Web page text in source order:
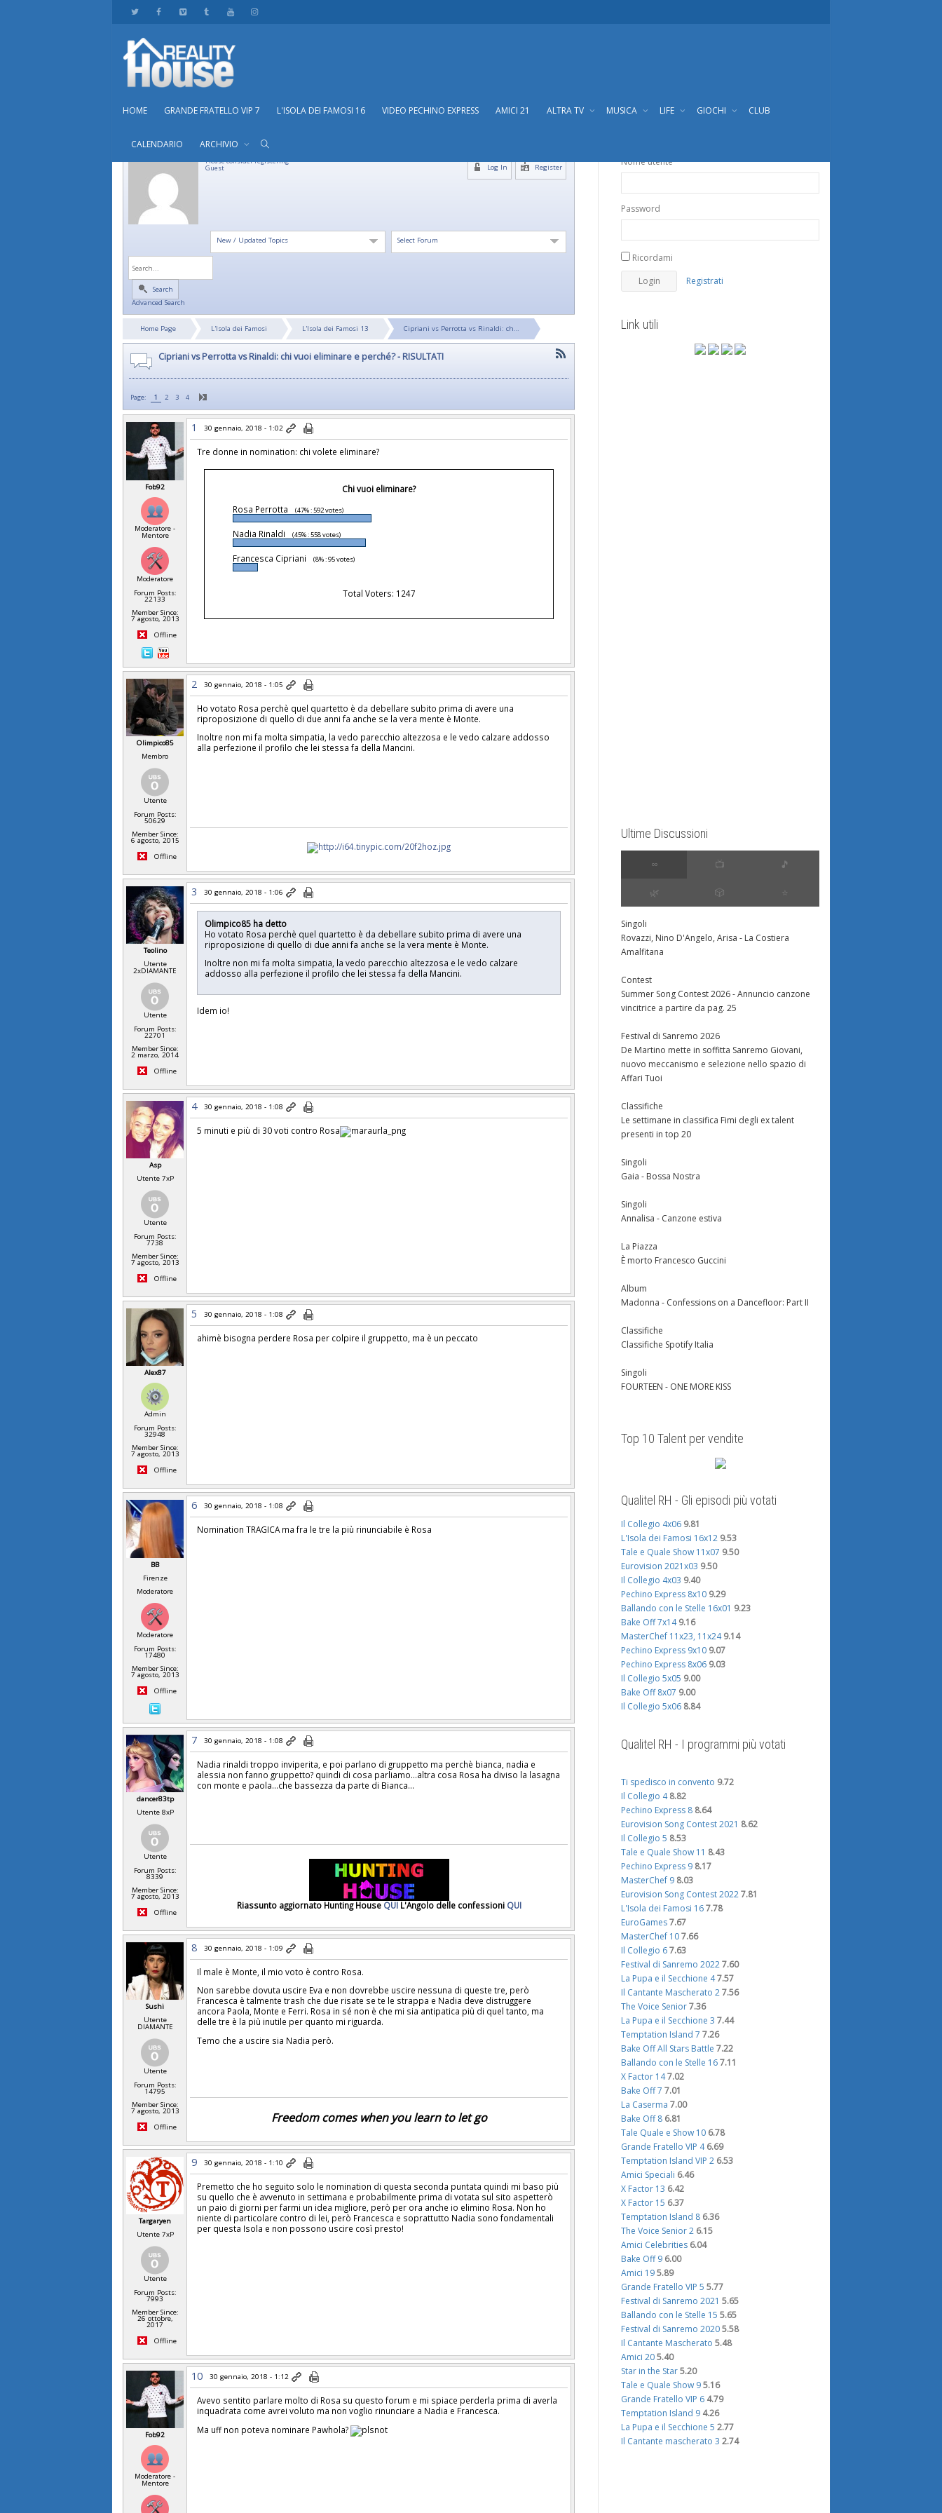
HOME GRANDE FRATELLO VIP 7 L'ISOLA DEI FAMOSI 16 VIDEO PECHINO EXPRESS AMICI 21 ALTRA TV MUSICA LIFE GIOCHI CLUB
CALENDARIO ARCHIVIO
Please consider registering
Guest Register
Log In
Select Forum
New / Updated Topics
Search
Advanced Search
Home Page L'Isola dei Famosi L'Isola dei Famosi 13 Cipriani vs Perrotta vs Rinaldi: ch…
Cipriani vs Perrotta vs Rinaldi: chi vuoi eliminare e perché? - RISULTATI
Page: 1 2 3 4
Fob92
Moderatore -
Mentore
Moderatore
Forum Posts:
22133
Member Since:
7 agosto, 2013
Offline
1 30 gennaio, 2018 - 1:02
Tre donne in nomination: chi volete eliminare?
Chi vuoi eliminare?
Rosa Perrotta
(47% : 592 votes)
Nadia Rinaldi (45% : 558 votes)
Francesca Cipriani (8% : 95 votes)
Total Voters: 1247
Olimpico85
Membro
Utente
Forum Posts:
50629
Member Since:
6 agosto, 2015
Offline
2 30 gennaio, 2018 - 1:05
Ho votato Rosa perchè quel quartetto è da debellare subito prima di avere una
riproposizione di quello di due anni fa anche se la vera mente è Monte.
Inoltre non mi fa molta simpatia, la vedo parecchio altezzosa e le vedo calzare addosso
alla perfezione il profilo che lei stessa fa della Mancini.
Teolino
Utente
2xDIAMANTE
Utente
Forum Posts:
22701
Member Since:
2 marzo, 2014
Offline
3 30 gennaio, 2018 - 1:06
Olimpico85 ha detto
Ho votato Rosa perchè quel quartetto è da debellare subito prima di avere una
riproposizione di quello di due anni fa anche se la vera mente è Monte.
Inoltre non mi fa molta simpatia, la vedo parecchio altezzosa e le vedo calzare
addosso alla perfezione il profilo che lei stessa fa della Mancini.
Idem io!
Asp
Utente 7xP
Utente
Forum Posts:
7738
Member Since:
7 agosto, 2013
Offline
4 30 gennaio, 2018 - 1:08
5 minuti e più di 30 voti contro Rosa
Alex87
Admin
Forum Posts:
32948
Member Since:
7 agosto, 2013
Offline
5 30 gennaio, 2018 - 1:08
ahimè bisogna perdere Rosa per colpire il gruppetto, ma è un peccato
BB
Firenze
Moderatore
Moderatore
Forum Posts:
17480
Member Since:
7 agosto, 2013
Offline
6 30 gennaio, 2018 - 1:08
Nomination TRAGICA ma fra le tre la più rinunciabile è Rosa
dancer83tp
Utente 8xP
Utente
Forum Posts:
8339
Member Since:
7 agosto, 2013
Offline
7 30 gennaio, 2018 - 1:08
Nadia rinaldi troppo inviperita, e poi parlano di gruppetto ma perchè bianca, nadia e
alessia non fanno gruppetto? quindi di cosa parliamo...altra cosa Rosa ha diviso la lasagna
con monte e paola...che bassezza da parte di Bianca...
Riassunto aggiornato Hunting House QUIL'Angolo delle confessioni QUI
Sushi
Utente
DIAMANTE
Utente
Forum Posts:
14795
Member Since:
7 agosto, 2013
Offline
8 30 gennaio, 2018 - 1:09
Il male è Monte, il mio voto è contro Rosa.
Non sarebbe dovuta uscire Eva e non dovrebbe uscire nessuna di queste tre, però
Francesca è talmente trash che due risate se te le strappa e Nadia deve distruggere
ancora Paola, Monte e Ferri. Rosa in sé non è che mi sia antipatica più di quel tanto, ma
delle tre è la più inutile per quanto mi riguarda.
Temo che a uscire sia Nadia però.
Freedom comes when you learn to let go
Targaryen
Utente 7xP
Utente
Forum Posts:
7993
Member Since:
26 ottobre,
2017
Offline
9 30 gennaio, 2018 - 1:10
Premetto che ho seguito solo le nomination di questa seconda puntata quindi mi baso più
su quello che è avvenuto in settimana e probabilmente prima di votata sul sito aspetterò
un paio di giorni per farmi un idea migliore, però per ora anche io elimino Rosa. Non ho
niente di particolare contro di lei, però Francesca e soprattutto Nadia sono fondamentali
per questa Isola e non possono uscire così presto!
Fob92
Moderatore -
Mentore
10 30 gennaio, 2018 - 1:12
Avevo sentito parlare molto di Rosa su questo forum e mi spiace perderla prima di averla
inquadrata come avrei voluto ma non voglio rinunciare a Nadia e Francesca.
Ma uff non poteva nominare Pawhola?
Nome utente
Password
Ricordami
Registrati
Link utili
Ultime Discussioni
∞ 📺 🎵
🌿 🎲 ⭐️
Singoli
Rovazzi, Nino D'Angelo, Arisa - La Costiera
Amalfitana
Contest
Summer Song Contest 2026 - Annuncio canzone
vincitrice a partire da pag. 25
Festival di Sanremo 2026
De Martino mette in soffitta Sanremo Giovani,
nuovo meccanismo e selezione nello spazio di
Affari Tuoi
Classifiche
Le settimane in classifica Fimi degli ex talent
presenti in top 20
Singoli
Gaia - Bossa Nostra
Singoli
Annalisa - Canzone estiva
La Piazza
È morto Francesco Guccini
Album
Madonna - Confessions on a Dancefloor: Part II
Classifiche
Classifiche Spotify Italia
Singoli
FOURTEEN - ONE MORE KISS
Top 10 Talent per vendite
Qualitel RH - Gli episodi più votati
Il Collegio 4x06 9.81
L'Isola dei Famosi 16x12 9.53
Tale e Quale Show 11x07 9.50
Eurovision 2021x03 9.50
Il Collegio 4x03 9.40
Pechino Express 8x10 9.29
Ballando con le Stelle 16x01 9.23
Bake Off 7x14 9.16
MasterChef 11x23, 11x24 9.14
Pechino Express 9x10 9.07
Pechino Express 8x06 9.03
Il Collegio 5x05 9.00
Bake Off 8x07 9.00
Il Collegio 5x06 8.84
Qualitel RH - I programmi più votati
Ti spedisco in convento 9.72
Il Collegio 4 8.82
Pechino Express 8 8.64
Eurovision Song Contest 2021 8.62
Il Collegio 5 8.53
Tale e Quale Show 11 8.43
Pechino Express 9 8.17
MasterChef 9 8.03
Eurovision Song Contest 2022 7.81
L'Isola dei Famosi 16 7.78
EuroGames 7.67
MasterChef 10 7.66
Il Collegio 6 7.63
Festival di Sanremo 2022 7.60
La Pupa e il Secchione 47.57
Il Cantante Mascherato 2 7.56
The Voice Senior 7.36
La Pupa e il Secchione 3 7.44
Temptation Island 7 7.26
Bake Off All Stars Battle 7.22
Ballando con le Stelle 16 7.11
X Factor 147.02
Bake Off 7 7.01
La Caserma 7.00
Bake Off 8 6.81
Tale Quale e Show 10 6.78
Grande Fratello VIP 4 6.69
Temptation Island VIP 2 6.53
Amici Speciali 6.46
X Factor 13 6.42
X Factor 15 6.37
Temptation Island 8 6.36
The Voice Senior 2 6.15
Amici Celebrities 6.04
Bake Off 9 6.00
Amici 19 5.89
Grande Fratello VIP 5 5.77
Festival di Sanremo 2021 5.65
Ballando con le Stelle 15 5.65
Festival di Sanremo 2020 5.58
Il Cantante Mascherato 5.48
Amici 20 5.40
Star in the Star 5.20
Tale e Quale Show 9 5.16
Grande Fratello VIP 6 4.79
Temptation Island 9 4.26
La Pupa e il Secchione 5 2.77
Il Cantante mascherato 3 2.74